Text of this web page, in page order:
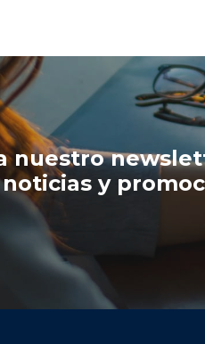
nuestro
y